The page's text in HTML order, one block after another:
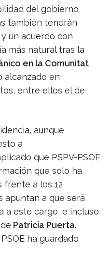
del gobierno
también tendrán
un acuerdo con
más natural tras la
en la Comunitat
alcanzado en
entre ellos el de
aunque
a
que PSPV-PSOE
que solo ha
a los 12
apuntan a que será
a este cargo, e incluso
Patricia Puerta.
ha guardado